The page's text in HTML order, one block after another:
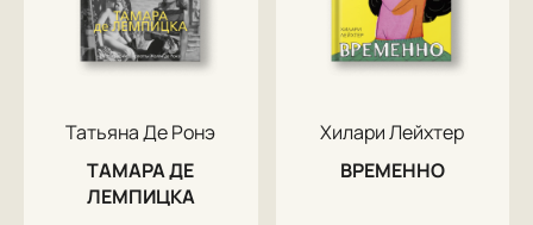
Татьяна Де Ронэ
ТАМАРА ДЕ
ЛЕМПИЦКА
Хилари Лейхтер
ВРЕМЕННО